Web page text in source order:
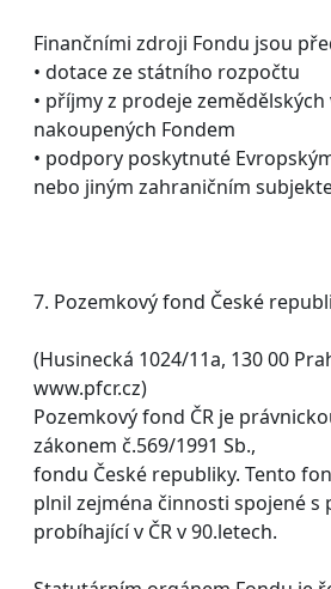
Finančními zdroji Fondu jsou
• dotace ze státního rozpočtu
• příjmy z prodeje
nakoupených Fondem
• podpory poskytnuté
nebo jiným zahraničním
7. Pozemkový fond České
(Husinecká 1024/11a, 130 00
www.pfcr.cz)
Pozemkový fond ČR je
zákonem č.569/1991 Sb.,
fondu České republiky. Tento
plnil zejména činnosti spojené s
probíhající v ČR v 90.letech.